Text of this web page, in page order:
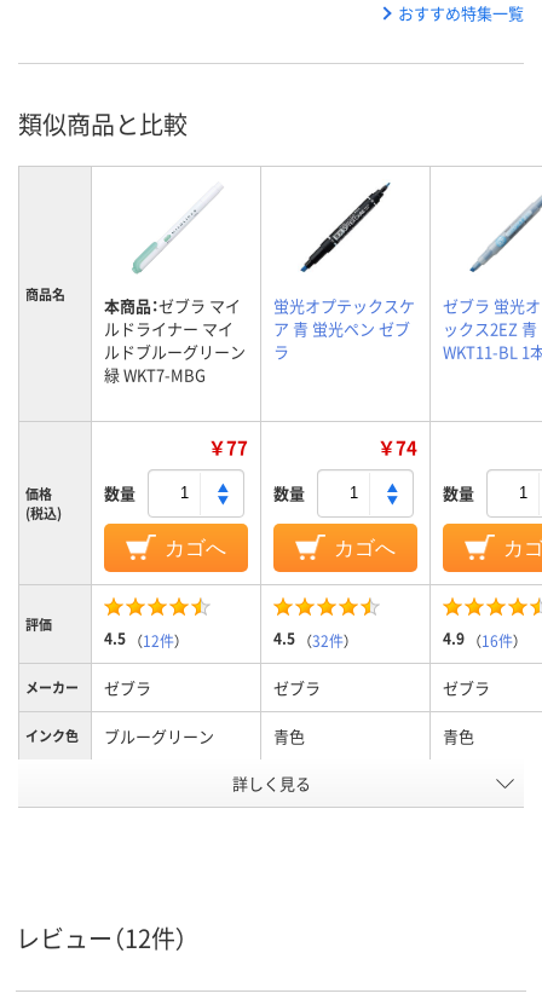
おすすめ特集一覧
類似商品と比較
商品名 本商品：ゼブラ マイ
ルドライナー マイ
ルドブルーグリーン
緑 WKT7-MBG
蛍光オプテックスケ
ア 青 蛍光ペン ゼブ
ラ
ゼブラ 蛍光
ックス2EZ 青
WKT11-BL 1
価格
(税込)
￥77
数量
カゴへ
￥74
数量
カゴへ
数量
カ
評価
4.5 （12件） 4.5 （32件） 4.9 （16件）
メーカー ゼブラ ゼブラ ゼブラ
インク色 ブルーグリーン 青色 青色
ツイン
詳しく見る
レビュー（12件）